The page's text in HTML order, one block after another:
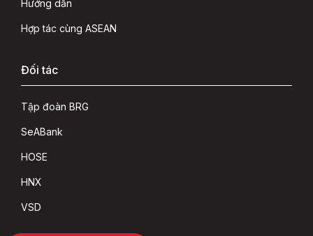
Hợp tác cùng ASEAN
Đối tác
Tập đoàn BRG
SeABank
HOSE
HNX
VSD